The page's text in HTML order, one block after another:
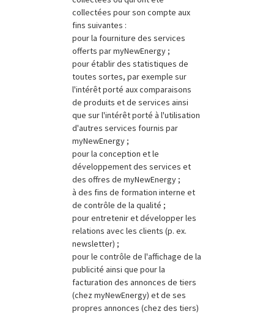
collectées pour son compte aux
fins suivantes :
pour la fourniture des services
offerts par myNewEnergy ;
pour établir des statistiques de
toutes sortes, par exemple sur
l'intérêt porté aux comparaisons
de produits et de services ainsi
que sur l'intérêt porté à l'utilisation
d'autres services fournis par
myNewEnergy ;
pour la conception et le
développement des services et
des offres de myNewEnergy ;
à des fins de formation interne et
de contrôle de la qualité ;
pour entretenir et développer les
relations avec les clients (p. ex.
newsletter) ;
pour le contrôle de l'affichage de la
publicité ainsi que pour la
facturation des annonces de tiers
(chez myNewEnergy) et de ses
propres annonces (chez des tiers)